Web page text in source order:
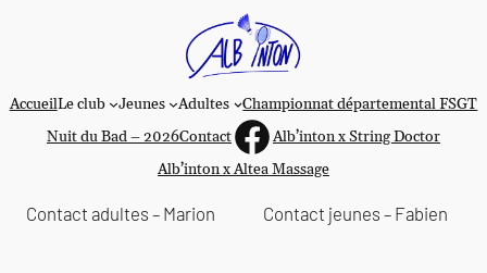
AccueilLe club Jeunes Adultes
Championnat départemental FSGT
Nuit du Bad – 2026Contacthttps://Alb’inton x String Doctor
Alb’inton x Altea Massage
Contact adultes – Marion Contact jeunes – Fabien